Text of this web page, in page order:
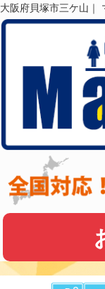
大阪府貝塚市三ケ山｜